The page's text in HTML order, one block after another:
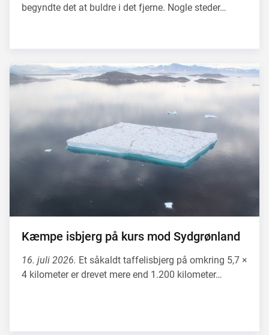
begyndte det at buldre i det fjerne. Nogle steder…
Kæmpe isbjerg på kurs mod Sydgrønland
16. juli 2026. Et såkaldt taffelisbjerg på omkring 5,7 ×
4 kilometer er drevet mere end 1.200 kilometer…